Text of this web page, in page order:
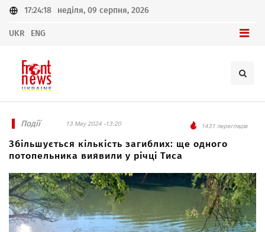
17:24:18 неділя, 09 серпня, 2026
UKR ENG
Події 13 May 2024 -13:20 1431 переглядів
Збільшується кількість загиблих: ще одного
потопельника виявили у річці Тиса